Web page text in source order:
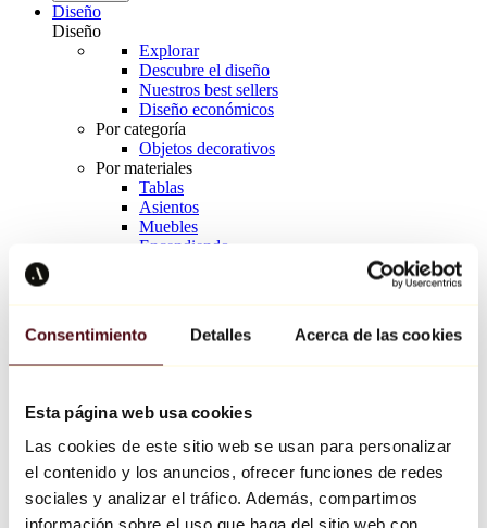
Consentimiento Detalles Acerca de las cookies
Esta página web usa cookies
Las cookies de este sitio web se usan para personalizar
el contenido y los anuncios, ofrecer funciones de redes
sociales y analizar el tráfico. Además, compartimos
información sobre el uso que haga del sitio web con
Diseño
Diseño
Explorar
Descubre el diseño
Nuestros best sellers
Diseño económicos
Por categoría
Objetos decorativos
Por materiales
Tablas
Asientos
Muebles
Encendiendo
Richard Orlinski
Keith Haring
Jeff Koons
Jean-Michel Basquiat
Todos los diseñadores
Obra de la semana